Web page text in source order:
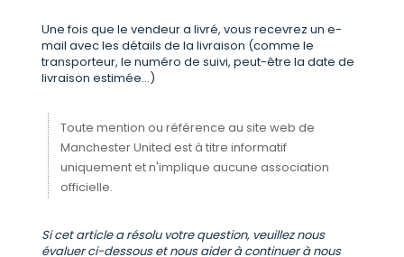
Une fois que le vendeur a livré, vous recevrez un e-
mail avec les détails de la livraison (comme le
transporteur, le numéro de suivi, peut-être la date de
livraison estimée...)
Toute mention ou référence au site web de
Manchester United est à titre informatif
uniquement et n'implique aucune association
officielle.
Si cet article a résolu votre question, veuillez nous
évaluer ci-dessous et nous aider à continuer à nous